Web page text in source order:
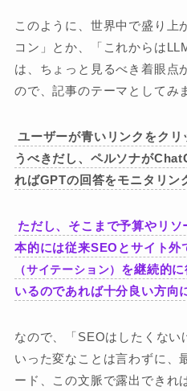
このように、世界中で盛り上
コン」とか、「これからは
は、ちょっと見るべき着眼点
ので、記事のテーマとしてみ
ユーザーが青いリンクをク
うべきだし、ペルソナが
ればGPTの回答をモニタリン
ただし、そこまで予算やリ
本的には従来SEOとサイト外
（サイテーション） を継続的
いるのであれば十分良い方向
なので、「SEOはしたくない
いった変なことは言わずに、
ード、この文脈で露出できれ